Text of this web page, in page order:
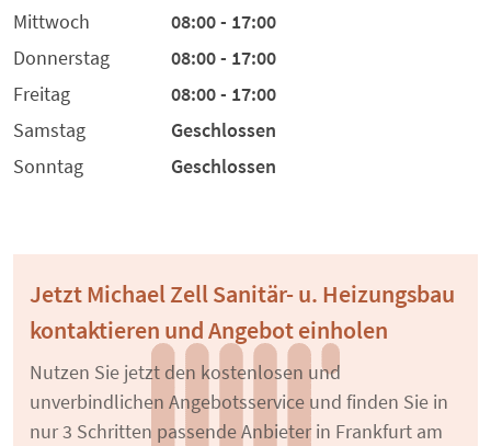
Mittwoch
08:00 - 17:00
Donnerstag
08:00 - 17:00
Freitag
08:00 - 17:00
Samstag
Geschlossen
Sonntag
Geschlossen
Jetzt Michael Zell Sanitär- u. Heizungsbau
kontaktieren und Angebot einholen
Nutzen Sie jetzt den kostenlosen und
unverbindlichen Angebotsservice und finden Sie in
nur 3 Schritten passende Anbieter in Frankfurt am